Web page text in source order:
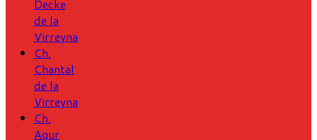
Decke
de la
Virreyna
Ch.
Chantal
de la
Virreyna
Ch.
Agur